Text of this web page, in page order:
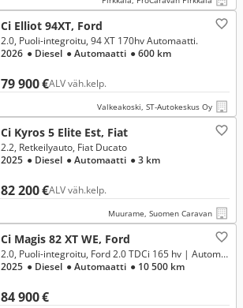
Ci Elliot 94XT, Ford
79 900 €ALV väh.kelp.
2.0, Puoli-integroitu, 94 XT 170hv Automaatti.
2026 ● Diesel ● Automaatti ● 600 km
Valkeakoski, ST-Autokeskus Oy
Ci Kyros 5 Elite Est, Fiat
82 200 €ALV väh.kelp.
2.2, Retkeilyauto, Fiat Ducato
2025 ● Diesel ● Automaatti ● 3 km
Muurame, Suomen Caravan
Ci Magis 82 XT WE, Ford
84 900 €
2.0, Puoli-integroitu, Ford 2.0 TDCi 165 hv | Automaatti, ALDE **RAHOITUSKORKO ALK. 1,99%**
2025 ● Diesel ● Automaatti ● 10 500 km